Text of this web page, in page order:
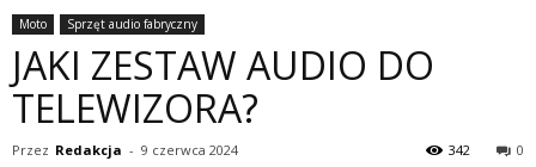
Moto Sprzęt audio fabryczny
JAKI ZESTAW AUDIO DO
TELEWIZORA?
Przez Redakcja - 9 czerwca 2024 0
342